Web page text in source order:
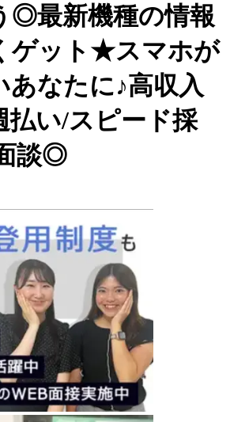
◎最新機種の情報
ゲット★スマホが
あなたに♪高収入
払い/スピード採
談◎